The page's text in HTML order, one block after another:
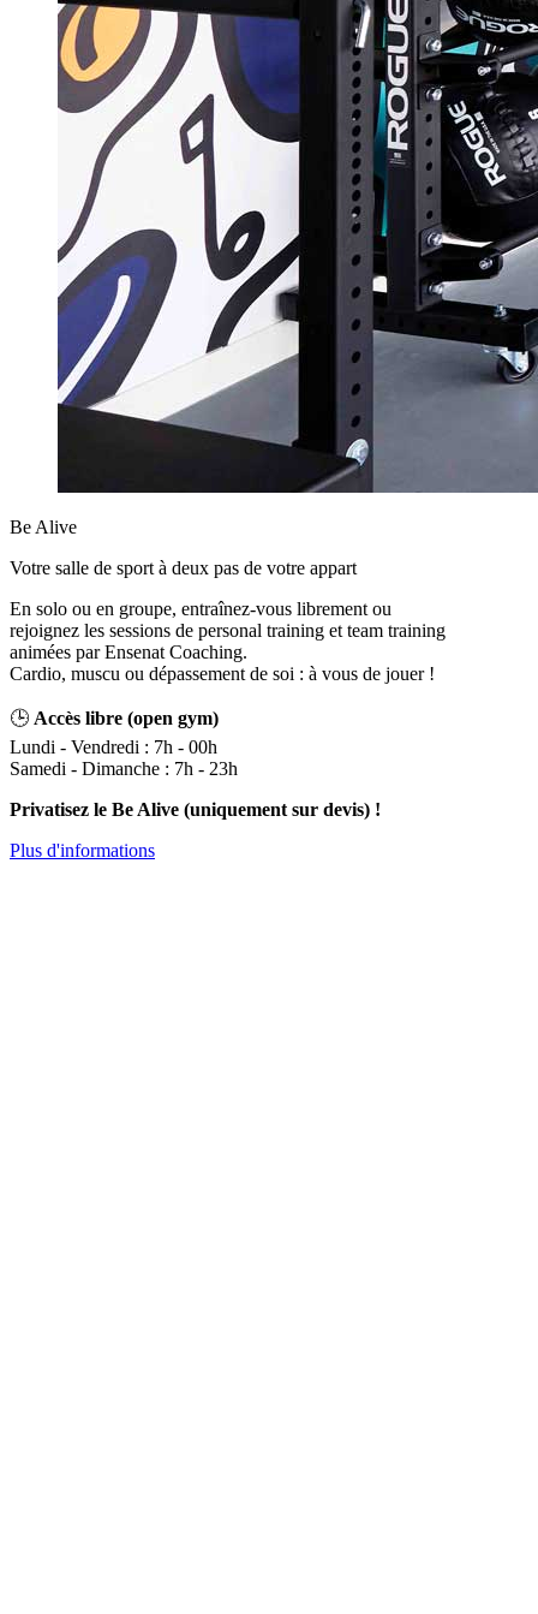
Be Alive
Votre salle de sport à deux pas de votre appart
En solo ou en groupe, entraînez-vous librement ou
rejoignez les sessions de personal training et team training
animées par Ensenat Coaching.
Cardio, muscu ou dépassement de soi : à vous de jouer !
🕒 Accès libre (open gym)
Lundi - Vendredi : 7h - 00h
Samedi - Dimanche : 7h - 23h
Privatisez le Be Alive (uniquement sur devis) !
Plus d'informations